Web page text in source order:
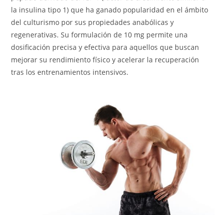
la insulina tipo 1) que ha ganado popularidad en el ámbito
del culturismo por sus propiedades anabólicas y
regenerativas. Su formulación de 10 mg permite una
dosificación precisa y efectiva para aquellos que buscan
mejorar su rendimiento físico y acelerar la recuperación
tras los entrenamientos intensivos.